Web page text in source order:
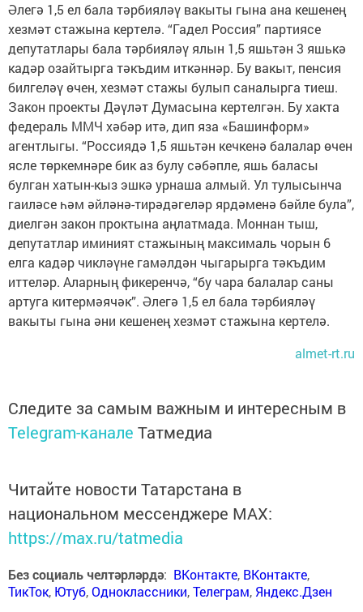
Әлегә 1,5 ел бала тәрбияләү вакыты гына ана кешенең
хезмәт стажына кертелә. “Гадел Россия” партиясе
депутатлары бала тәрбияләү ялын 1,5 яшьтән 3 яшькә
кадәр озайтырга тәкъдим иткәннәр. Бу вакыт, пенсия
билгеләү өчен, хезмәт стажы булып саналырга тиеш.
Закон проекты Дәүләт Думасына кертелгән. Бу хакта
федераль ММЧ хәбәр итә, дип яза «Башинформ»
агентлыгы. “Россиядә 1,5 яшьтән кечкенә балалар өчен
ясле төркемнәре бик аз булу сәбәпле, яшь баласы
булган хатын-кыз эшкә урнаша алмый. Ул тулысынча
гаиләсе һәм әйләнә-тирәдәгеләр ярдәменә бәйле була”,
диелгән закон проктына аңлатмада. Моннан тыш,
депутатлар иминият стажының максималь чорын 6
елга кадәр чикләүне гамәлдән чыгарырга тәкъдим
иттеләр. Аларның фикеренчә, “бу чара балалар саны
артуга китермәячәк”. Әлегә 1,5 ел бала тәрбияләү
вакыты гына әни кешенең хезмәт стажына кертелә.
almet-rt.ru
Следите за самым важным и интересным в
Telegram-канале Татмедиа
Читайте новости Татарстана в
национальном мессенджере MАХ:
https://max.ru/tatmedia
Без социаль челтәрләрдә: ВКонтакте, ВКонтакте,
ТикТок, Ютуб,Одноклассники,Телеграм, Яндекс.Дзен